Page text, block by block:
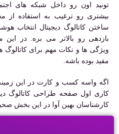
تونید اون رو داخل شبکه های
بیشتری رو ترغیب به استفاده از
ساختن کاتالوگ دیجیتال انتخاب
بازدهی رو بالاتر می بره. در
ویژگی ها و نکات مهم برای کاتالوگ
مفید بوده باشه.
اگه واسه کسب و کارت در این
کاری اول صفحه طراحی کاتالوگ
کارشناسان بهین آوا در این بخش